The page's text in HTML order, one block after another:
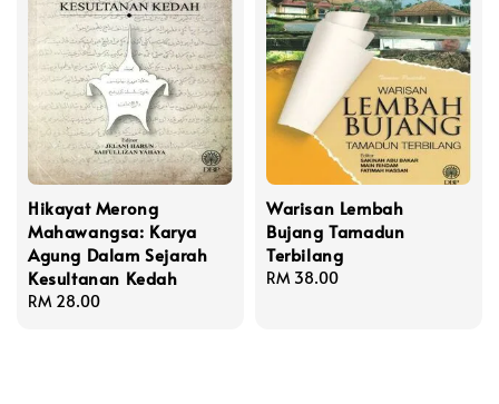
Hikayat Merong
Mahawangsa: Karya
Agung Dalam Sejarah
Kesultanan Kedah
Regular
RM 28.00
Warisan Lembah
Bujang Tamadun
Terbilang
Regular
RM 38.00